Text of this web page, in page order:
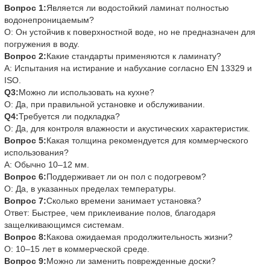
Вопрос 1:Является ли водостойкий ламинат полностью
водонепроницаемым?
О: Он устойчив к поверхностной воде, но не предназначен для
погружения в воду.
Вопрос 2:Какие стандарты применяются к ламинату?
A: Испытания на истирание и набухание согласно EN 13329 и
ISO.
Q3:Можно ли использовать на кухне?
О: Да, при правильной установке и обслуживании.
Q4:Требуется ли подкладка?
О: Да, для контроля влажности и акустических характеристик.
Вопрос 5:Какая толщина рекомендуется для коммерческого
использования?
A: Обычно 10–12 мм.
Вопрос 6:Поддерживает ли он пол с подогревом?
О: Да, в указанных пределах температуры.
Вопрос 7:Сколько времени занимает установка?
Ответ: Быстрее, чем приклеивание полов, благодаря
защелкивающимся системам.
Вопрос 8:Какова ожидаемая продолжительность жизни?
О: 10–15 лет в коммерческой среде.
Вопрос 9:Можно ли заменить поврежденные доски?